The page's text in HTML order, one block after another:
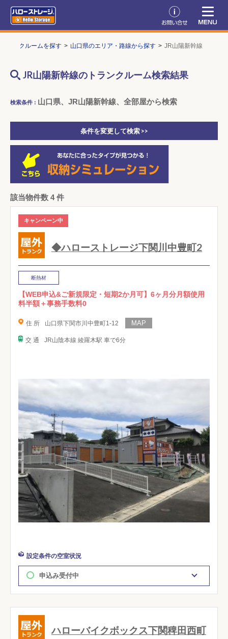
トランクルームを探す 山口県のエリア・路線から探す JR山陽新幹線
JR山陽新幹線のトランクルーム検索結果
検索条件 : 山口県、JR山陽新幹線、全部屋から検索
条件を変更して検索 >>
該当物件数 4 件
キャンペーン中
◆ハローストレージ下関川中豊町2
断熱材
【WEB申込&ご新規限定・短期2か月可】6ヶ月分月額使用
料半額＋事務手数料0
住 所 山口県下関市川中豊町1-12
交 通 JR山陰本線 綾羅木駅 車で6分
設定条件の空室状況
申込み受付中
ハローバイクボックス下関稗田西町